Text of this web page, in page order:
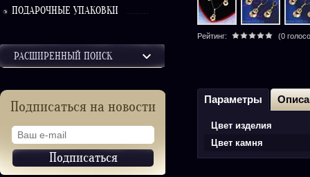
ПОДАРОЧНЫЕ УПАКОВКИ
РАСШИРЕННЫЙ ПОИСК
Подписаться на новости
Рейтинг: (0
Параметры
Цвет изделия
Цвет камня